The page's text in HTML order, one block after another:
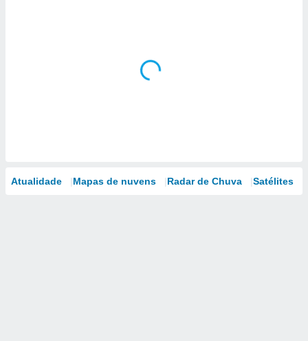
Atualidade Mapas de nuvens Radar de Chuva Satélites